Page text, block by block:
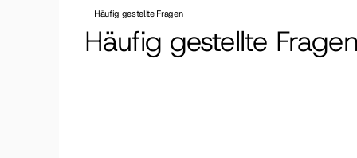
Häufig gestellte Fragen
Häufig gestellte